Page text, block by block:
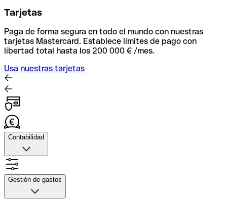
Tarjetas
Paga de forma segura en todo el mundo con nuestras
tarjetas Mastercard. Establece límites de pago con
libertad total hasta los 200 000 € /mes.
Usa nuestras tarjetas
Contabilidad
Contabilidad
Sube fotos de tus recibos, automatiza la facxturación y
conecta con tu herramienta contable para una
Gestión de gastos